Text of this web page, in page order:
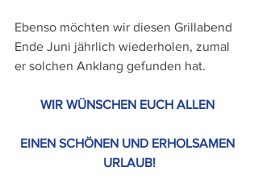
Ebenso möchten wir diesen Grillabend
Ende Juni jährlich wiederholen, zumal
er solchen Anklang gefunden hat.
WIR WÜNSCHEN EUCH ALLEN
EINEN SCHÖNEN UND ERHOLSAMEN
URLAUB!